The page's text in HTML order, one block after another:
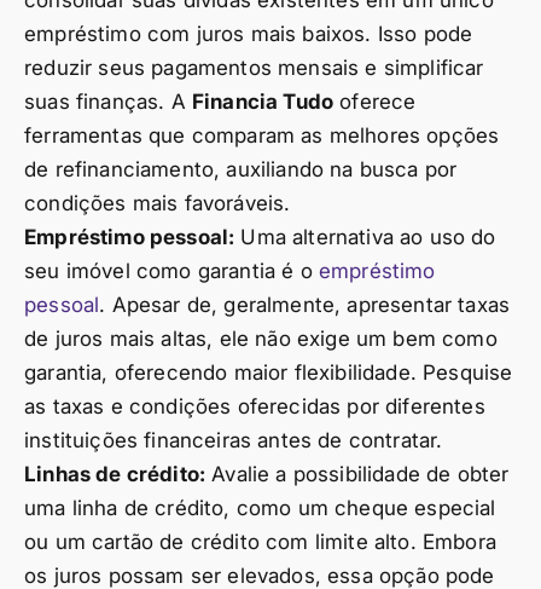
empréstimo com juros mais baixos. Isso pode
reduzir seus pagamentos mensais e simplificar
suas finanças. A Financia Tudo oferece
ferramentas que comparam as melhores opções
de refinanciamento, auxiliando na busca por
condições mais favoráveis.
Empréstimo pessoal: Uma alternativa ao uso do
seu imóvel como garantia é o empréstimo
pessoal. Apesar de, geralmente, apresentar taxas
de juros mais altas, ele não exige um bem como
garantia, oferecendo maior flexibilidade. Pesquise
as taxas e condições oferecidas por diferentes
instituições financeiras antes de contratar.
Linhas de crédito: Avalie a possibilidade de obter
uma linha de crédito, como um cheque especial
ou um cartão de crédito com limite alto. Embora
os juros possam ser elevados, essa opção pode